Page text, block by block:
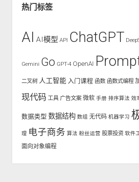
热门标签
AI AI模型 API ChatGPT
Gemini Go GPT-4 OpenAI
二叉树 人工智能 入门课程 函数 函数式编程
现代码 工具 广告文案 微软 手册 排序算法 效
数据类型 数据结构 数组 无代码 机器学习
理 电子商务 算法 粉丝运营 股票投资 软件
面向对象编程